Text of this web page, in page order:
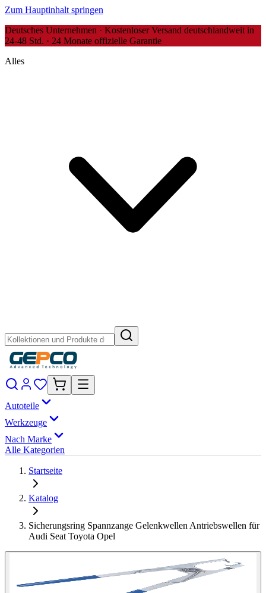
Zum Hauptinhalt springen
Deutsches Unternehmen · Kostenloser Versand deutschlandweit in
24-48 Std. · 24 Monate offizielle Garantie
Alles
Autoteile
Werkzeuge
Nach Marke
Alle Kategorien
Startseite
Katalog
Sicherungsring Spannzange Gelenkwellen Antriebswellen für
Audi Seat Toyota Opel